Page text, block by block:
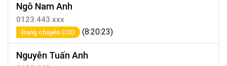
Ngô Nam Anh
0123.443.xxx
Đang chuyển COD (8:20:23)
Nguyễn Tuấn Anh